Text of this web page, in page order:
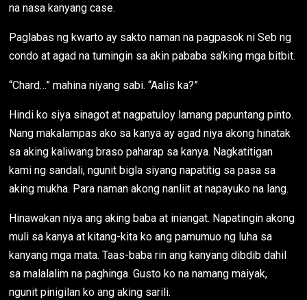
na nasa kanyang case.
Paglabas ng kwarto ay sakto naman na pagpasok ni Seb ng
condo at agad na tumingin sa akin pababa sa’king mga bitbit.
“Chard…” mahina niyang sabi. “Aalis ka?”
Hindi ko siya sinagot at nagpatuloy lamang papuntang pinto.
Nang makalampas ako sa kanya ay agad niya akong hinatak
sa aking kaliwang braso paharap sa kanya. Nagkatitigan
kami ng sandali, ngunit bigla siyang napatitig sa pasa sa
aking mukha. Para naman akong nanliit at napayuko na lang.
Hinawakan niya ang aking baba at iniangat. Napatingin akong
muli sa kanya at kitang-kita ko ang pamumuo ng luha sa
kanyang mga mata. Taas-baba rin ang kanyang dibdib dahil
sa malalalim na paghinga. Gusto ko na namang maiyak,
ngunit pinigilan ko ang aking sarili.